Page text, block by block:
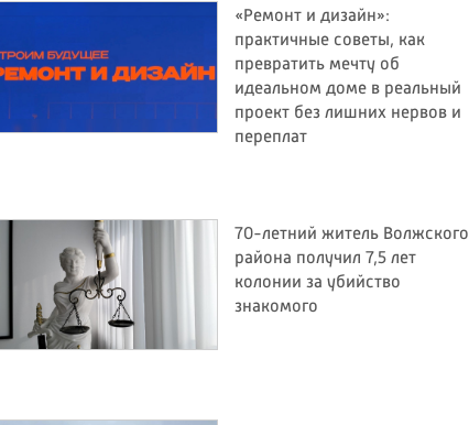
«Ремонт и дизайн»:
практичные советы, как
превратить мечту об
идеальном доме в реальный
проект без лишних нервов и
переплат
70-летний житель Волжского
района получил 7,5 лет
колонии за убийство
знакомого